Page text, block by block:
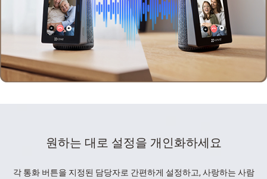
원하는 대로 설정을 개인화하세요
각 통화 버튼을 지정된 담당자로 간편하게 설정하고, 사랑하는 사람